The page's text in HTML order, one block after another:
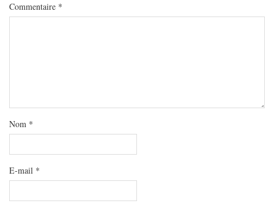
AUSTRALIE
LIFESTYLE
ME CONTACTER
Commentaire *
Nom *
E-mail *